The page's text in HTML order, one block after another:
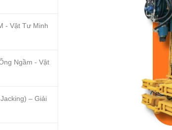
- Vật Tư Minh
Ngầm - Vật
– Giải